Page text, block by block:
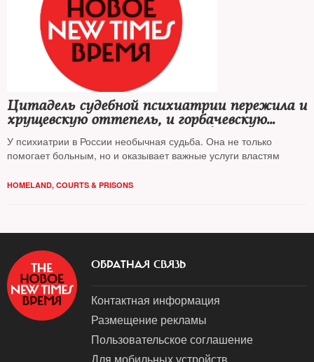
Цитадель судебной психиатрии пережила и
хрущевскую оттепель, и горбачевскую
перестройку, и ельцинские реформы
У психиатрии в России необычная судьба. Она не только
помогает больным, но и оказывает важные услуги властям
HOMELAND, COURTS & PRISONS
ОБРАТНАЯ СВЯЗЬ
Контактная информация
Размещение рекламы
Пользовательское соглашение